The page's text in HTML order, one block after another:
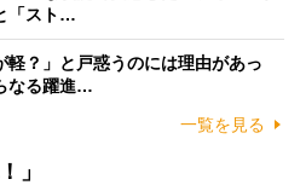
「スト…
軽？」と戸惑うのには理由があっ
なる躍進…
一覧を見る
」